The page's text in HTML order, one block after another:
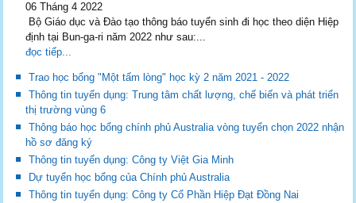
06 Tháng 4 2022
Bộ Giáo dục và Đào tạo thông báo tuyển sinh đi học theo diện Hiệp
định tại Bun-ga-ri năm 2022 như sau:...
đọc tiếp...
Trao học bổng "Một tấm lòng" học kỳ 2 năm 2021 - 2022
Thông tin tuyển dụng: Trung tâm chất lượng, chế biến và phát triển
thị trường vùng 6
Thông báo học bổng chính phủ Australia vòng tuyển chọn 2022 nhận
hồ sơ đăng ký
Thông tin tuyển dụng: Công ty Việt Gia Minh
Dự tuyển học bổng của Chính phủ Australia
Thông tin tuyển dụng: Công ty Cổ Phần Hiệp Đạt Đồng Nai